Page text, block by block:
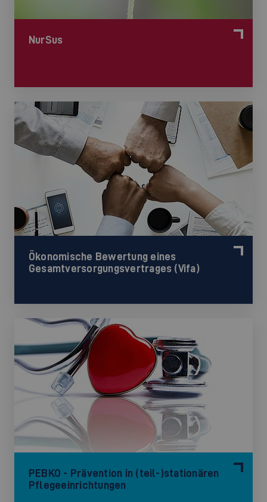
NurSus
Ökonomische Bewertung eines
Gesamtversorgungsvertrages (Vifa)
PEBKO - Prävention in (teil-)stationären
Pflegeeinrichtungen